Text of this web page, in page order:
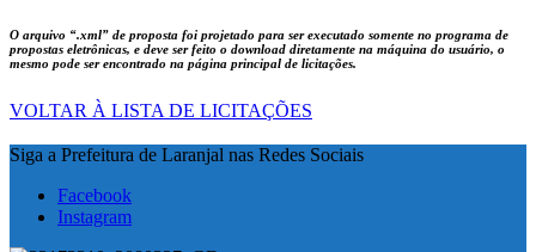
O arquivo “.xml” de proposta foi projetado para ser executado somente no programa de
propostas eletrônicas, e deve ser feito o download diretamente na máquina do usuário, o
mesmo pode ser encontrado na página principal de licitações.
VOLTAR À LISTA DE LICITAÇÕES
Siga a Prefeitura de Laranjal nas Redes Sociais
Facebook
Instagram